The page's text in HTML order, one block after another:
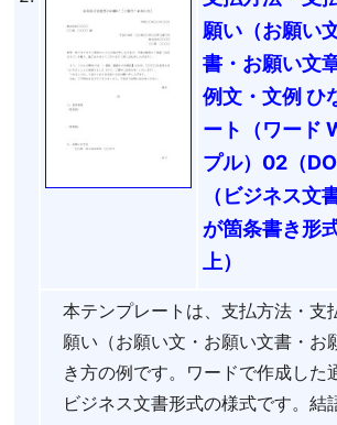
願い（お願い
書・お願い文
例文・文例 ひ
ート（ワード
プル）02（
（ビジネス文
が箇条書き形
上）
本テンプレートは、支払方法・支
願い（お願い文・お願い文書・お
き方の例です。ワードで作成した
ビジネス文書形式の様式です。結